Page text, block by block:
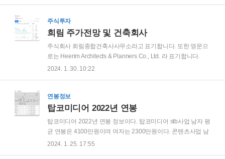
규모 복합개발, 민..
화 : 02-3410-9000 홈페이지 : http://www.heerim.com
주식투자
희림 주가전망 및 건축회사
주식회사 희림종합건축사사무소라고 표기합니다. 또한 영문으
로는 Heerim Architects & Planners Co., Ltd. 라 표기합니다.
1970년 1월 10일 희림건축설계사무소로 설립되어 1985년 6월
하였습니다. 주 소 : 서울특별시 강동구 상일로 6길 39 (상일동)
전 화 : 02-3410-9000 홈페이지 : http://www.heerim.com 희림
037440이다. 희림 52주 고가는 11,150원이며 52주 저가는
6400원이다. 시가총액 980억원으로 코스닥 시총순위 842위이
다. 희림 주가..
2024. 1. 30. 10:22
연봉정보
탑코미디어 2022년 연봉
탑코미디어 2022년 연봉 정보이다. 탑코미디어 stb사업 남자 평
균 연봉은 4100만원이며 여자는 2300만원이다. 콘텐츠사업 남
자 평균 연봉은 2600만원이며 여자는 2500만원이다. 탑코미디
2024. 1. 25. 17:55